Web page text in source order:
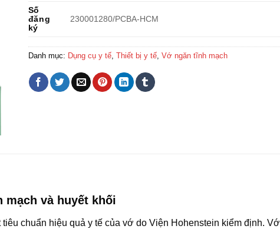
Số
đăng
ký
230001280/PCBA-HCM
Danh mục: Dụng cụ y tế, Thiết bị y tế, Vớ ngăn tĩnh mạch
mạch và huyết khối
chuẩn hiệu quả y tế của vớ do Viện Hohenstein kiểm định. Vớ